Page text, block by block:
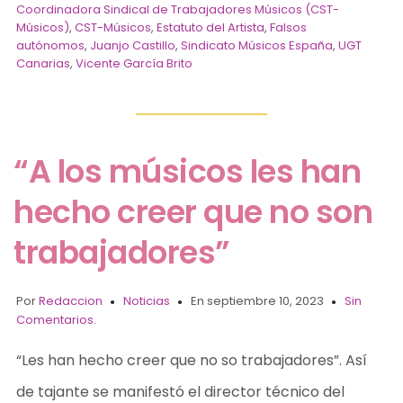
Coordinadora Sindical de Trabajadores Músicos (CST-
Músicos),CST-Músicos,Estatuto del Artista,Falsos
autónomos, Juanjo Castillo,Sindicato Músicos España,UGT
Canarias,Vicente García Brito
“A los músicos les han
hecho creer que no son
trabajadores”
PorRedaccion Noticias En septiembre 10, 2023
Sin
Comentarios.
“Les han hecho creer que no so trabajadores”. Así
de tajante se manifestó el director técnico del